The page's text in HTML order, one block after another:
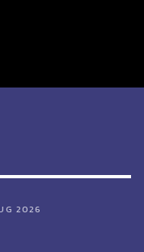
2026